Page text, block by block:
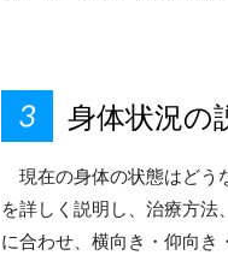
身体状況の
現在の身体の状態はどう
を詳しく説明し、治療方
に合わせ、横向き・仰向き